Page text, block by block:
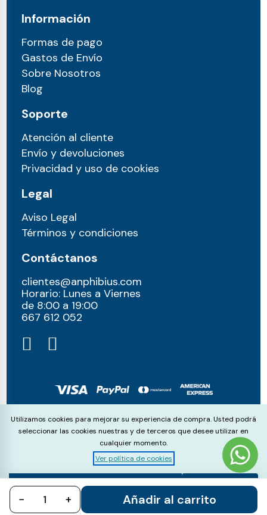
− + Añadir al carrito
Información
Formas de pago
Gastos de Envío
Sobre Nosotros
Blog
Soporte
Atención al cliente
Envío y devoluciones
Privacidad y uso de cookies
Legal
Aviso Legal
Términos y condiciones
Contáctanos
clientes@anphibius.com
Horario: Lunes a Viernes
de 8:00 a 19:00
667 612 052​
© anphibius, 2026
Pago 100% seguros con:
Cookie Consent
Utilizamos cookies para mejorar su experiencia de compra. Usted podrá
seleccionar las cookies nuestras y de terceros que desee utilizar en
cualquier momento.
Ver política de cookies
Aceptar
todo
Rechazar
todo
Configurar
cookies